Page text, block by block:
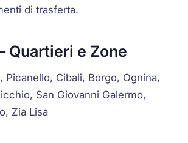
di trasferta.
Quartieri e Zone
Picanello, Cibali, Borgo, Ognina,
San Giovanni Galermo,
Zia Lisa